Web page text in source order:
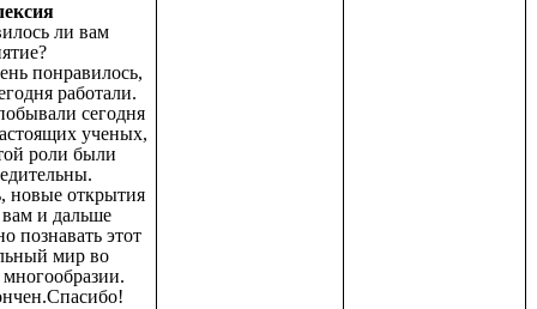
ли вам
понравилось,
работали.
сегодня
ученых,
роли были
новые открытия
и дальше
познавать этот
мир во